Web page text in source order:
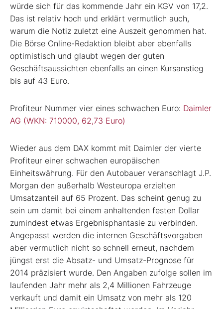
würde sich für das kommende Jahr ein KGV von 17,2.
Das ist relativ hoch und erklärt vermutlich auch,
warum die Notiz zuletzt eine Auszeit genommen hat.
Die Börse Online-Redaktion bleibt aber ebenfalls
optimistisch und glaubt wegen der guten
Geschäftsaussichten ebenfalls an einen Kursanstieg
bis auf 43 Euro.
Profiteur Nummer vier eines schwachen Euro: Daimler
AG (WKN: 710000, 62,73 Euro)
Wieder aus dem DAX kommt mit Daimler der vierte
Profiteur einer schwachen europäischen
Einheitswährung. Für den Autobauer veranschlagt J.P.
Morgan den außerhalb Westeuropa erzielten
Umsatzanteil auf 65 Prozent. Das scheint genug zu
sein um damit bei einem anhaltenden festen Dollar
zumindest etwas Ergebnisphantasie zu verbinden.
Angepasst werden die internen Geschäftsvorgaben
aber vermutlich nicht so schnell erneut, nachdem
jüngst erst die Absatz- und Umsatz-Prognose für
2014 präzisiert wurde. Den Angaben zufolge sollen im
laufenden Jahr mehr als 2,4 Millionen Fahrzeuge
verkauft und damit ein Umsatz von mehr als 120